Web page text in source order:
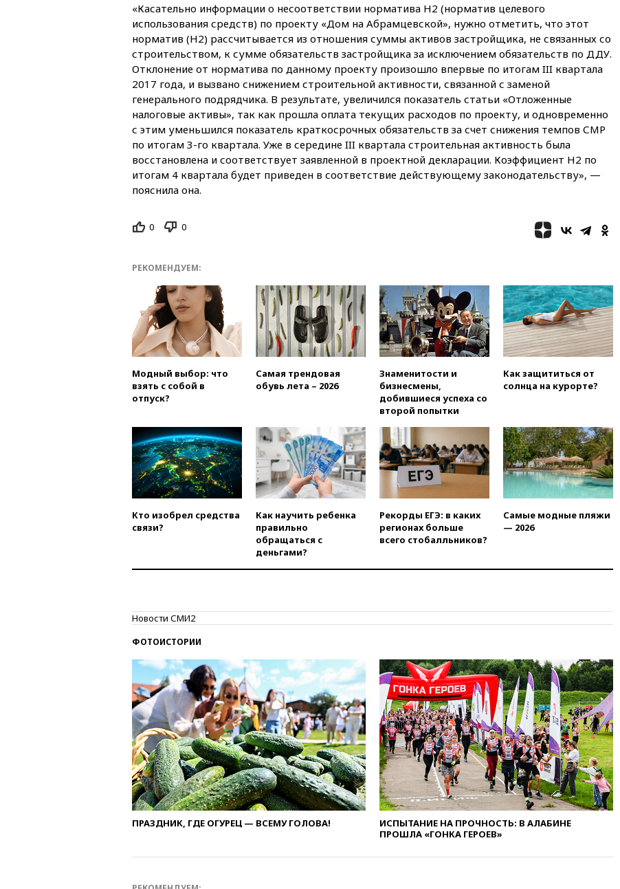
выиграл золото чемпионата
Европы в прыжках с 10-
метровой вышки
вчера, 21:10РФ не получала
обращений о прекращении
концессии строительства ж/д
в Армении
вчера, 21:00 В России вновь
обсуждают эксперимент по
онлайн-продаже алкоголя
вчера, 20:45Матвиенко:
россиянам могут
ПВО за день
сбила еще 281 украинский
олимпиады для поступления в
вузы
вчера, 20:15Минтранс
предложил оплачивать
защиту дорог от БПЛА из
вчера, 20:00 Зеленский 8
августа посетит Сербию с
вчера, 19:58В Госдуму будет
внесен законопроект об
отмене ЕГЭ
вчера, 19:50Аэропорты Сочи и
Ярославля приостановили
вчера, 19:35WP: Трамп
призвал доноров-
вчера, 19:00Путин уточнил
порядок присвоения воинских
званий добровольцам
вчера, 18:50 Euractiv: восток
Финляндии приходит в упадок
без российских туристов
вчера, 18:35В Жуковском и
аэропорту Геленджика
введены ограничения
вчера, 18:21Зюганов
присоединился к критике
«Яблока»
вчера, 18:15Четыре человека
«Касательно информации о несоответствии норматива Н2 (норматив целевого
использования средств) по проекту «Дом на Абрамцевской», нужно отметить, что этот
норматив (Н2) рассчитывается из отношения суммы активов застройщика, не связанных со
строительством, к сумме обязательств застройщика за исключением обязательств по ДДУ.
Отклонение от норматива по данному проекту произошло впервые по итогам III квартала
2017 года, и вызвано снижением строительной активности, связанной с заменой
генерального подрядчика. В результате, увеличился показатель статьи «Отложенные
налоговые активы», так как прошла оплата текущих расходов по проекту, и одновременно
с этим уменьшился показатель краткосрочных обязательств за счет снижения темпов СМР
по итогам 3-го квартала. Уже в середине III квартала строительная активность была
восстановлена и соответствует заявленной в проектной декларации. Коэффициент Н2 по
итогам 4 квартала будет приведен в соответствие действующему законодательству», —
пояснила она.
0 0
РЕКОМЕНДУЕМ:
Модный выбор: что
взять с собой в
отпуск?
Самая трендовая
обувь лета – 2026
Знаменитости и
бизнесмены,
добившиеся успеха со
второй попытки
Как защититься от
солнца на курорте?
Кто изобрел средства
связи?
Как научить ребенка
правильно
обращаться с
деньгами?
Рекорды ЕГЭ: в каких
регионах больше
всего стобалльников?
Самые модные пляжи
— 2026
Новости СМИ2
ФОТОИСТОРИИ
ПРАЗДНИК, ГДЕ ОГУРЕЦ — ВСЕМУ ГОЛОВА!
ИСПЫТАНИЕ НА ПРОЧНОСТЬ: В АЛАБИНЕ
ПРОШЛА «ГОНКА ГЕРОЕВ»